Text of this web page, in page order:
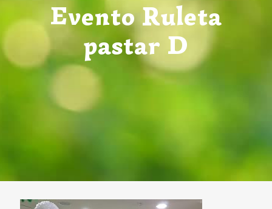
Evento Ruleta
pastar D